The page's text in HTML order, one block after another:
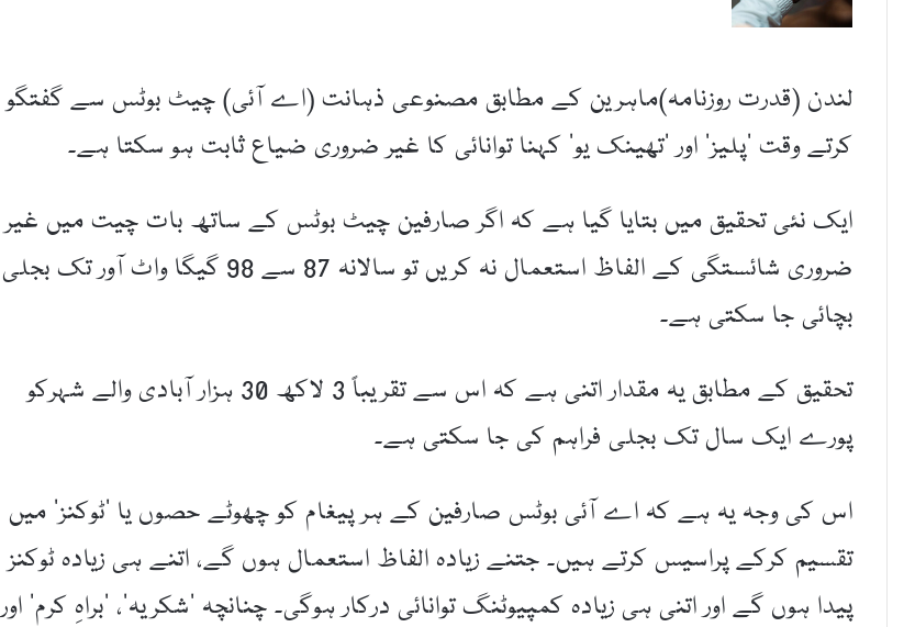
لندن (قدرت روزنامہ)ماہرین کے مطابق مصنوعی ذہانت (اے آئی) چیٹ بوٹس سے گفتگو
کرتے وقت ’پلیز‘ اور ’تھینک یو‘ کہنا توانائی کا غیر ضروری ضیاع ثابت ہو سکتا ہے۔
ایک نئی تحقیق میں بتایا گیا ہے کہ اگر صارفین چیٹ بوٹس کے ساتھ بات چیت میں غیر
ضروری شائستگی کے الفاظ استعمال نہ کریں تو سالانہ 87 سے 98 گیگا واٹ آور تک بجلی
بچائی جا سکتی ہے۔
تحقیق کے مطابق یہ مقدار اتنی ہے کہ اس سے تقریباً 3 لاکھ 30 ہزار آبادی والے شہرکو
پورے ایک سال تک بجلی فراہم کی جا سکتی ہے۔
اس کی وجہ یہ ہے کہ اے آئی بوٹس صارفین کے ہر پیغام کو چھوٹے حصوں یا ’ٹوکنز‘ میں
تقسیم کرکے پراسیس کرتے ہیں۔ جتنے زیادہ الفاظ استعمال ہوں گے، اتنے ہی زیادہ ٹوکنز
پیدا ہوں گے اور اتنی ہی زیادہ کمپیوٹنگ توانائی درکار ہوگی۔ چنانچہ ’شکریہ‘، ’براہِ کرم‘ اور